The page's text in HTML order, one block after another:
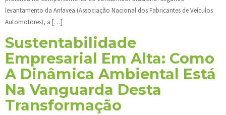
levantamento da Anfavea (Associação Nacional dos Fabricantes de Veículos
Automotores), a […]
Sustentabilidade
Empresarial Em Alta: Como
A Dinâmica Ambiental Está
Na Vanguarda Desta
Transformação